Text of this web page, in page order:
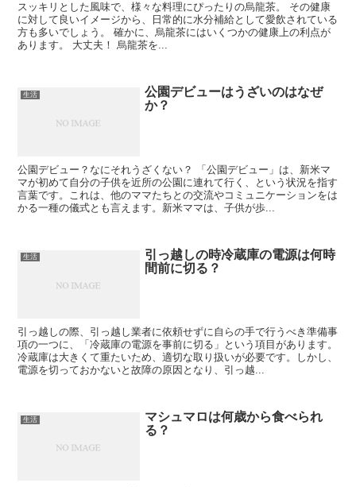
スッキリとした風味で、様々な料理にぴったりの烏龍茶。 その健康
に対して良いイメージから、日常的に水分補給として愛飲されている
方も多いでしょう。 確かに、烏龍茶にはいくつかの健康上の利点が
あります。 大丈夫！ 烏龍茶を...
生活
公園デビューはうざいのはなぜ
か？
公園デビュー？なにそれうざくない？ 「公園デビュー」は、新米マ
マが初めて自分の子供を近所の公園に連れて行く、という状況を指す
言葉です。これは、他のママたちとの交流やコミュニケーションをは
かる一種の儀式とも言えます。新米ママは、子供が歩...
生活
引っ越しの時冷蔵庫の電源は何時
間前に切る？
引っ越しの際、引っ越し業者に依頼せずに自らの手で行うべき準備事
項の一つに、「冷蔵庫の電源を事前に切る」という項目があります。
冷蔵庫は大きくて重たいため、適切な取り扱いが必要です。しかし、
電源を切っておかないと故障の原因となり、引っ越...
生活
マシュマロは何歳から食べられ
る？